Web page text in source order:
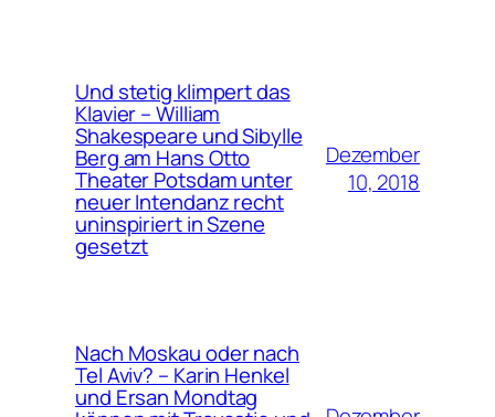
Und stetig klimpert das
Klavier – William
Shakespeare und Sibylle
Berg am Hans Otto
Theater Potsdam unter
neuer Intendanz recht
uninspiriert in Szene
gesetzt
Dezember
10, 2018
Nach Moskau oder nach
Tel Aviv? – Karin Henkel
und Ersan Mondtag